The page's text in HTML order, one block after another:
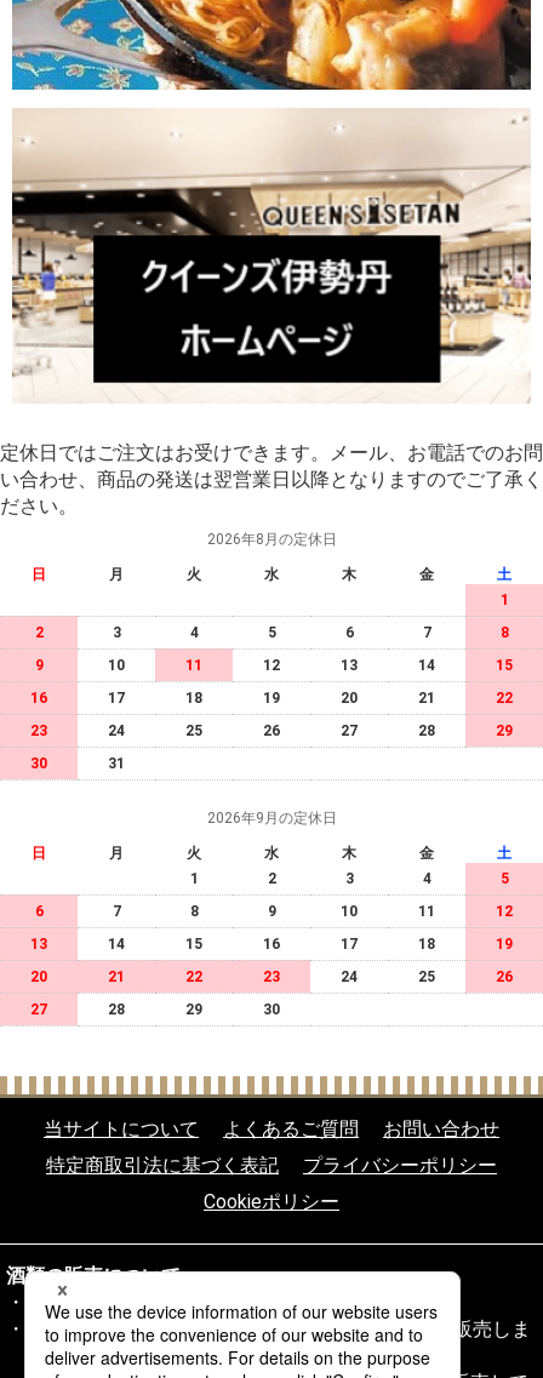
定休日ではご注文はお受けできます。メール、お電話でのお問
い合わせ、商品の発送は翌営業日以降となりますのでご了承く
ださい。
2026年8月の定休日
日 月 火 水 木 金
土
1
2
3 4 5 6 7
8
9
10 11 12 13 14
15
16
17 18 19 20 21
22
23
24 25 26 27 28
29
30
31
2026年9月の定休日
日 月 火 水 木 金
土
1
2 3 4
5
6
7 8 9 10 11
12
13
14 15 16 17 18
19
20
21 22 23 24 25
26
27
28 29 30
当サイトについて よくあるご質問
お問い合わせ
特定商取引法に基づく表記
プライバシーポリシー
Cookieポリシー
酒類の販売について
20歳未満の飲酒は法律により禁じられております。
20歳以上であることを確認できない場合、酒類を販売しま
せん。